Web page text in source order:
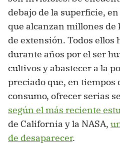
debajo de la superficie,
que alcanzan millones
de extensión. Todos ellos
durante años por el ser
cultivos y abastecer a la
preciado que, en tiempos
consumo, ofrecer serias
según el más reciente
de California y la NASA,
de desaparecer.